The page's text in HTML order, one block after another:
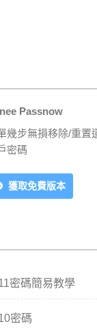
Passnow
幾步無損移除/重置
密碼
獲取免費版本
密碼簡易教學
密碼